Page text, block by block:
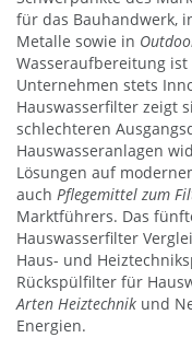
für das Bauhandwerk,
Metalle sowie in
Wasseraufbereitung
Unternehmen stets
Hauswasserfilter zeigt
schlechteren
Hauswasseranlagen
Lösungen auf
auch Pflegemittel zum
Marktführers. Das
Hauswasserfilter
Haus- und
Rückspülfilter für
Arten Heiztechnik und
Energien.